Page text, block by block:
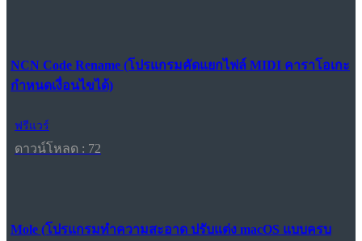
NCN Code Rename (โปรแกรมคัดแยกไฟล์ MIDI คาราโอเกะ
กำหนดเงื่อนไขได้)
ฟรีแวร์
ดาวน์โหลด : 72
Mole (โปรแกรมทำความสะอาด ปรับแต่ง macOS แบบครบ